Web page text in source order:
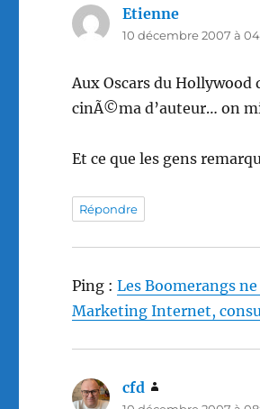
Etienne
10 décembre 2007 à
Aux Oscars du
cinÃ©ma d’auteur… on
Et ce que les gens
Répondre
Ping :Les Boomerangs
Marketing Internet,
cfd